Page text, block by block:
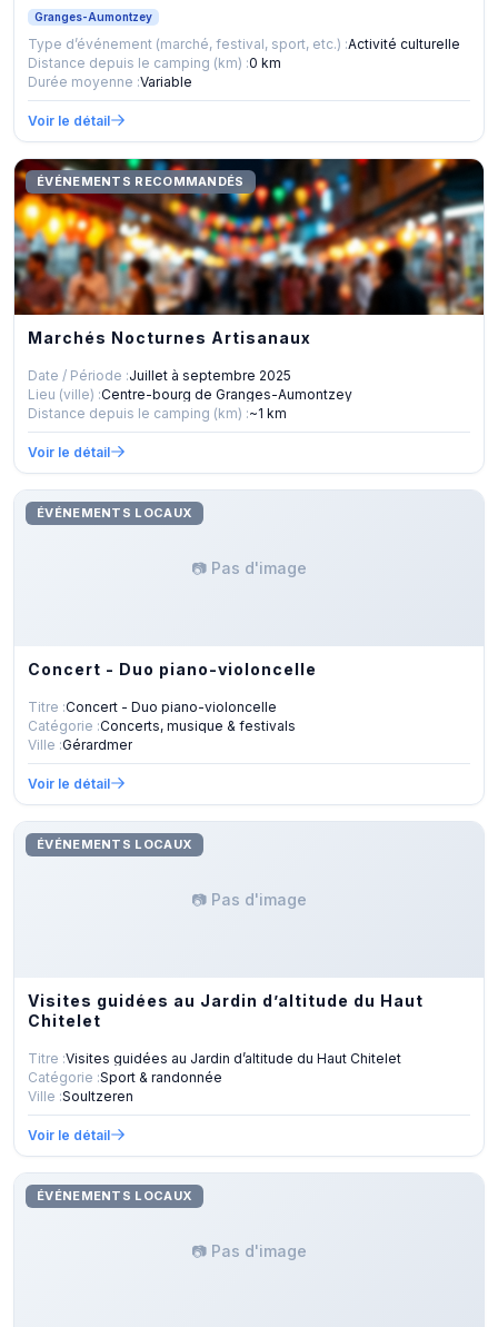
Granges-Aumontzey
Type d’événement (marché, festival, sport, etc.) :Activité culturelle
Distance depuis le camping (km) :0 km
Durée moyenne :Variable
Voir le détail
ÉVÉNEMENTS RECOMMANDÉS
Marchés Nocturnes Artisanaux
Date / Période :Juillet à septembre 2025
Lieu (ville) :Centre-bourg de Granges-Aumontzey
Distance depuis le camping (km) :~1 km
Voir le détail
📷 Pas d'image
ÉVÉNEMENTS LOCAUX
Concert - Duo piano-violoncelle
Titre :Concert - Duo piano-violoncelle
Catégorie :Concerts, musique & festivals
Ville :Gérardmer
Voir le détail
📷 Pas d'image
ÉVÉNEMENTS LOCAUX
Visites guidées au Jardin d’altitude du Haut
Chitelet
Titre :Visites guidées au Jardin d’altitude du Haut Chitelet
Catégorie :Sport & randonnée
Ville :Soultzeren
Voir le détail
📷 Pas d'image
ÉVÉNEMENTS LOCAUX